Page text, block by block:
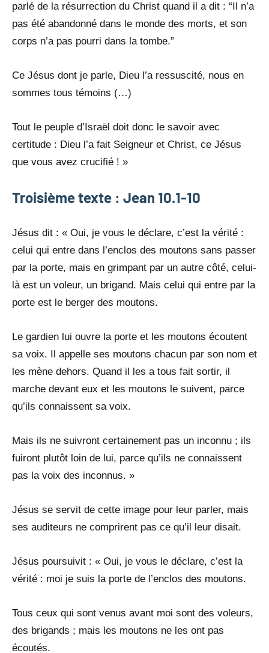
parlé de la résurrection du Christ quand il a dit : “Il n’a
pas été abandonné dans le monde des morts, et son
corps n’a pas pourri dans la tombe.”
Ce Jésus dont je parle, Dieu l’a ressuscité, nous en
sommes tous témoins (…)
Tout le peuple d’Israël doit donc le savoir avec
certitude : Dieu l’a fait Seigneur et Christ, ce Jésus
que vous avez crucifié ! »
Troisième texte : Jean 10.1-10
Jésus dit : « Oui, je vous le déclare, c’est la vérité :
celui qui entre dans l’enclos des moutons sans passer
par la porte, mais en grimpant par un autre côté, celui-
là est un voleur, un brigand. Mais celui qui entre par la
porte est le berger des moutons.
Le gardien lui ouvre la porte et les moutons écoutent
sa voix. Il appelle ses moutons chacun par son nom et
les mène dehors. Quand il les a tous fait sortir, il
marche devant eux et les moutons le suivent, parce
qu’ils connaissent sa voix.
Mais ils ne suivront certainement pas un inconnu ; ils
fuiront plutôt loin de lui, parce qu’ils ne connaissent
pas la voix des inconnus. »
Jésus se servit de cette image pour leur parler, mais
ses auditeurs ne comprirent pas ce qu’il leur disait.
Jésus poursuivit : « Oui, je vous le déclare, c’est la
vérité : moi je suis la porte de l’enclos des moutons.
Tous ceux qui sont venus avant moi sont des voleurs,
des brigands ; mais les moutons ne les ont pas
écoutés.